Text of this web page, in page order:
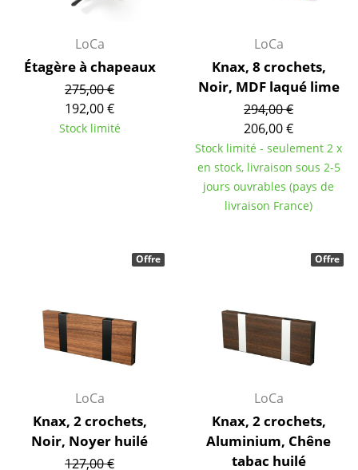
... voir tous les rangements
Luminaires
Suspensions & Plafonniers
Lampes de table
Luminaires d’extérieur
... voir tous les luminaires
Lits doubles
Lits simples
LoCa
Étagère à chapeaux
275,00 €
192,00 €
Stock limité
LoCa
Knax, 8 crochets,
Noir, MDF laqué lime
294,00 €
206,00 €
Stock limité - seulement 2 x
en stock, livraison sous 2-5
jours ouvrables (pays de
livraison France)
LoCa
Knax, 2 crochets,
Noir, Noyer huilé
127,00 €
Offre
LoCa
Knax, 2 crochets,
Aluminium, Chêne
tabac huilé
Offre